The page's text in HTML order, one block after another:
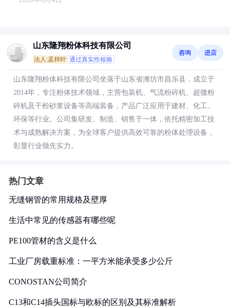
山东隆翔粉体科技有限公司
法人:孟祥叶 通过真实性核验
咨询 进店
山东隆翔粉体科技有限公司坐落于山东省潍坊市昌乐县，成立于
2014年，专注粉体技术领域，主营包装机、气流粉碎机、超微粉
碎机及干粉砂浆设备等高端装备，产品广泛应用于建材、化工、
环保等行业。公司集研发、制造、销售于一体，依托精密加工技
术与成熟解决方案，为全球客户提供高效可靠的粉体处理设备，
彰显行业领先实力。
热门文章
无缝钢管的常用规格及壁厚
生活中常见的传感器有哪些呢
PE100管材的含义是什么
工业厂房载重标准：一平方米能承受多少公斤
CONOSTAN公司简介
C13和C14插头国标与欧标的区别及其标准解析